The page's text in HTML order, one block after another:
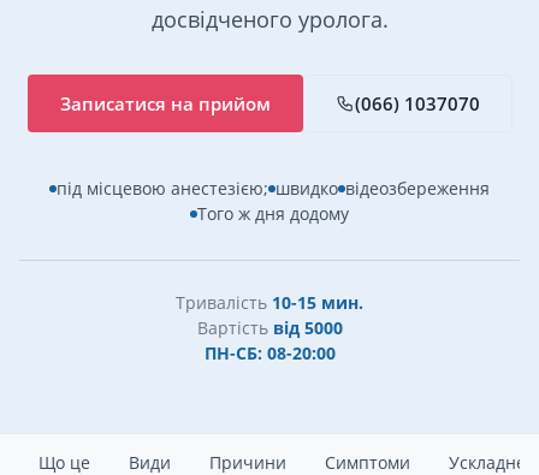
досвідченого уролога.
Записатися на прийом (066) 1037070
під місцевою анестезією; швидко відеозбереження
Того ж дня додому
Тривалість 10-15 мин.
Вартість від 5000
ПН-СБ: 08-20:00
Що це Види Причини Симптоми